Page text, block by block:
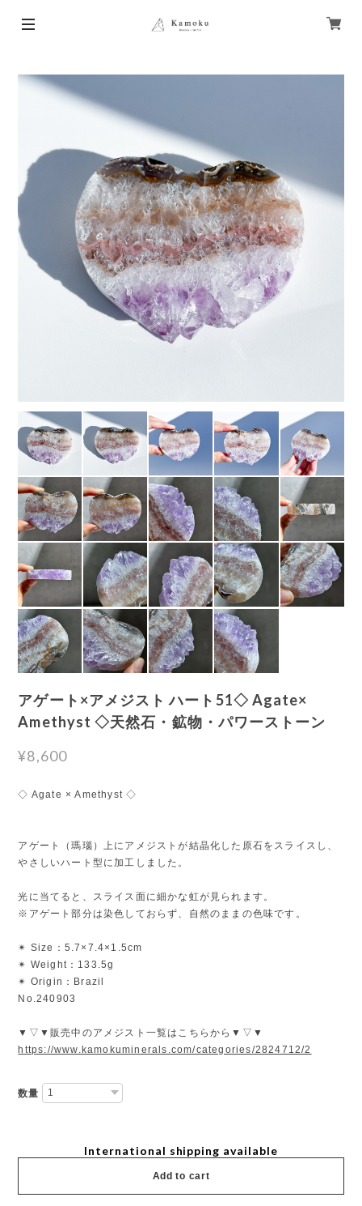
アゲート×アメジスト ハート51◇ Agate×
Amethyst ◇天然石・鉱物・パワーストーン
¥8,600
◇ Agate × Amethyst ◇
アゲート（瑪瑙）上にアメジストが結晶化した原石をスライスし、
やさしいハート型に加工しました。
光に当てると、スライス面に細かな虹が見られます。
※アゲート部分は染色しておらず、自然のままの色味です。
✴︎ Size：5.7×7.4×1.5cm
✴︎ Weight：133.5g
✴︎ Origin：Brazil
No.240903
▼▽▼販売中のアメジスト一覧はこちらから▼▽▼
https://www.kamokuminerals.com/categories/2824712/2
数量
International shipping available
Add to cart